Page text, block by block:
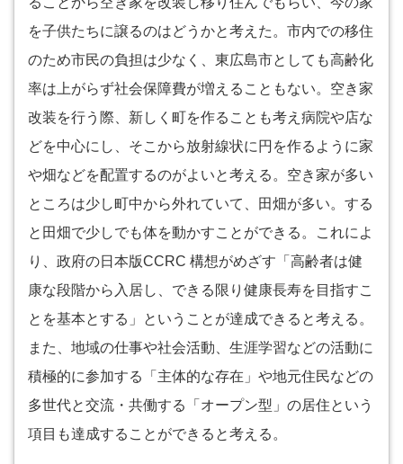
を子供たちに譲るのはどうかと考えた。市内での移住
のため市民の負担は少なく、東広島市としても高齢化
率は上がらず社会保障費が増えることもない。空き家
改装を行う際、新しく町を作ることも考え病院や店な
どを中心にし、そこから放射線状に円を作るように家
や畑などを配置するのがよいと考える。空き家が多い
ところは少し町中から外れていて、田畑が多い。する
と田畑で少しでも体を動かすことができる。これによ
り、政府の日本版CCRC 構想がめざす「高齢者は健
康な段階から入居し、できる限り健康長寿を目指すこ
とを基本とする」ということが達成できると考える。
また、地域の仕事や社会活動、生涯学習などの活動に
積極的に参加する「主体的な存在」や地元住民などの
多世代と交流・共働する「オープン型」の居住という
項目も達成することができると考える。